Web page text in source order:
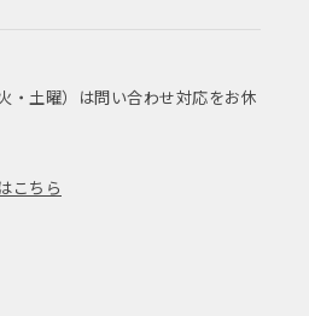
・土曜）は問い合わせ対応をお休
こちら